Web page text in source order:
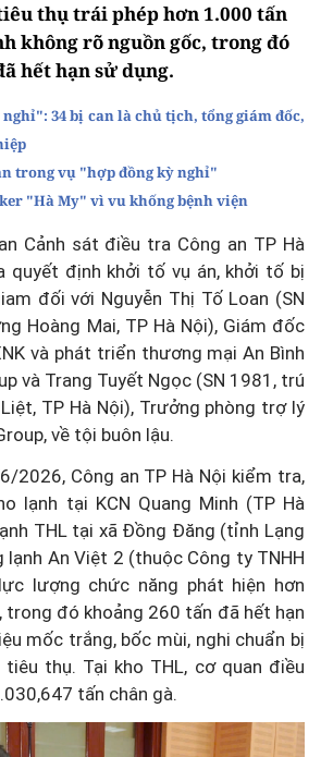
thụ trái phép hơn 1.000 tấn
không rõ nguồn gốc, trong đó
hết hạn sử dụng.
34 bị can là chủ tịch, tổng giám đốc,
trong vụ "hợp đồng kỳ nghỉ"
"Hà My" vì vu khống bệnh viện
Cảnh sát điều tra Công an TP Hà
quyết định khởi tố vụ án, khởi tố bị
đối với Nguyễn Thị Tố Loan (SN
Hoàng Mai, TP Hà Nội), Giám đốc
và phát triển thương mại An Bình
và Trang Tuyết Ngọc (SN 1981, trú
TP Hà Nội), Trưởng phòng trợ lý
về tội buôn lậu.
2026, Công an TP Hà Nội kiểm tra,
lạnh tại KCN Quang Minh (TP Hà
THL tại xã Đồng Đăng (tỉnh Lạng
lạnh An Việt 2 (thuộc Công ty TNHH
lượng chức năng phát hiện hơn
trong đó khoảng 260 tấn đã hết hạn
mốc trắng, bốc mùi, nghi chuẩn bị
thụ. Tại kho THL, cơ quan điều
tấn chân gà.